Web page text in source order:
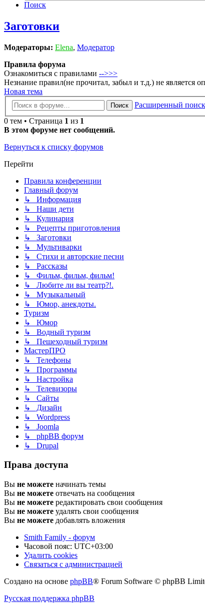
Поиск
Заготовки
Модераторы: Elena, Модератор
Правила форума
Ознакомиться с правилами -->>>
Незнание правил(не прочитал, забыл и т.д.) не является
Новая тема
Поиск
Расширенный поиск
0 тем • Страница 1 из 1
В этом форуме нет сообщений.
Вернуться к списку форумов
Перейти
Правила конференции
Главный форум
↳ Информация
↳ Наши дети
↳ Кулинария
↳ Рецепты приготовления
↳ Заготовки
↳ Мультиварки
↳ Стихи и авторские песни
↳ Рассказы
↳ Фильм, фильм, фильм!
↳ Любите ли вы театр?!.
↳ Музыкальный
↳ Юмор, анекдоты.
Туризм
↳ Юмор
↳ Водный туризм
↳ Пешеходный туризм
МастерПРО
↳ Телефоны
↳ Программы
↳ Настройка
↳ Телевизоры
↳ Сайты
↳ Дизайн
↳ Wordpress
↳ Joomla
↳ phpBB форум
↳ Drupal
Права доступа
Вы не можете начинать темы
Вы не можете отвечать на сообщения
Вы не можете редактировать свои сообщения
Вы не можете удалять свои сообщения
Вы не можете добавлять вложения
Smith Family - форум
Часовой пояс: UTC+03:00
Удалить cookies
Связаться с администрацией
Создано на основе phpBB® Forum Software © phpBB
Русская поддержка phpBB